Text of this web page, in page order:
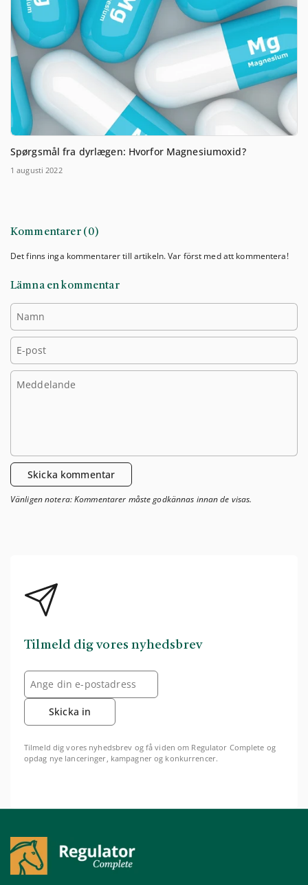
Spørgsmål fra dyrlægen: Hvorfor Magnesiumoxid?
1 augusti 2022
Kommentarer (0)
Det finns inga kommentarer till artikeln. Var först med att kommentera!
Lämna en kommentar
Namn
E-post
Meddelande
Skicka kommentar
Vänligen notera: Kommentarer måste godkännas innan de visas.
Tilmeld dig vores nyhedsbrev
Skicka in
Tilmeld dig vores nyhedsbrev og få viden om Regulator Complete og
opdag nye lanceringer, kampagner og konkurrencer.